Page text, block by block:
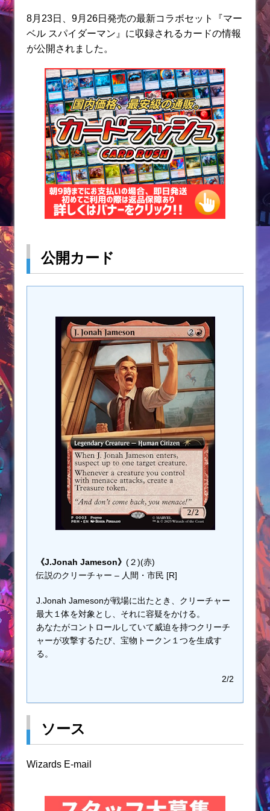
itt
er
e
e
n
a
c
b
o
o
k
8月23日、9月26日発売の最新コラボセット『マー
ベル スパイダーマン』に収録されるカードの情報
が公開されました。
公開カード
《J.Jonah Jameson》 (２)(赤)
伝説のクリーチャー – 人間・市民 [R]
J.Jonah Jamesonが戦場に出たとき、クリーチャー
最大１体を対象とし、それに容疑をかける。
あなたがコントロールしていて威迫を持つクリーチ
ャーが攻撃するたび、宝物トークン１つを生成す
る。
2/2
ソース
Wizards E-mail